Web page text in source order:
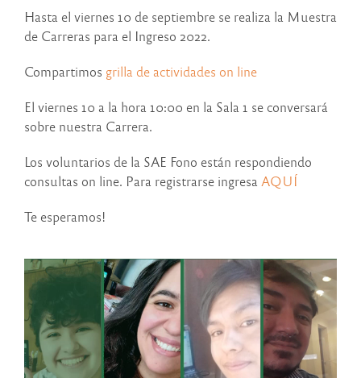
Hasta el viernes 10 de septiembre se realiza la Muestra
de Carreras para el Ingreso 2022.
Compartimos grilla de actividades on line
El viernes 10 a la hora 10:00 en la Sala 1 se conversará
sobre nuestra Carrera.
Los voluntarios de la SAE Fono están respondiendo
consultas on line. Para registrarse ingresa AQUÍ
Te esperamos!